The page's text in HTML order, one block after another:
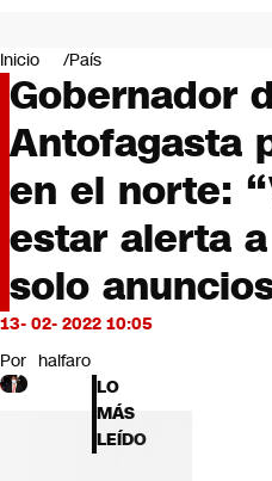
Negocios
Deportes
Programas completos
Cultura
Servicios
Bits
CNN tiempo
Futuro 360
Opinión
Inicio País
Gobernador
Antofagasta
en el norte:
estar alerta
solo
13- 02- 2022 10:05
Por halfaro
LO
MÁS
LEÍDO